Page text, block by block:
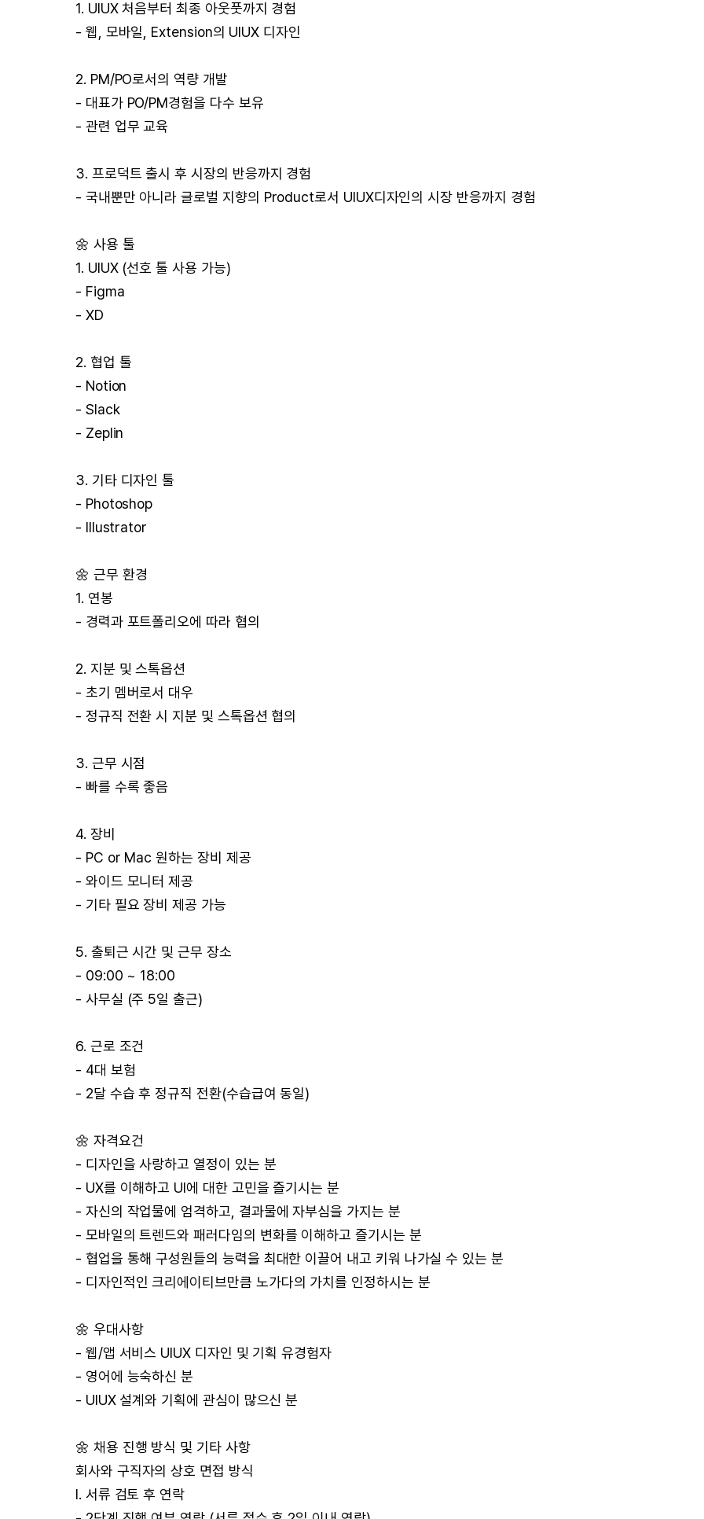
1. UIUX 처음부터 최종 아웃풋까지 경험
- 웹, 모바일, Extension의 UIUX 디자인
2. PM/PO로서의 역량 개발
- 대표가 PO/PM경험을 다수 보유
- 관련 업무 교육
3. 프로덕트 출시 후 시장의 반응까지 경험
- 국내뿐만 아니라 글로벌 지향의 Product로서 UIUX디자인의 시장 반응까지 경험
🌼 사용 툴
1. UIUX (선호 툴 사용 가능)
- Figma
- XD
2. 협업 툴
- Notion
- Slack
- Zeplin
3. 기타 디자인 툴
- Photoshop
- Illustrator
🌼 근무 환경
1. 연봉
- 경력과 포트폴리오에 따라 협의
2. 지분 및 스톡옵션
- 초기 멤버로서 대우
- 정규직 전환 시 지분 및 스톡옵션 협의
3. 근무 시점
- 빠를 수록 좋음
4. 장비
- PC or Mac 원하는 장비 제공
- 와이드 모니터 제공
- 기타 필요 장비 제공 가능
5. 출퇴근 시간 및 근무 장소
- 09:00 ~ 18:00
- 사무실 (주 5일 출근)
6. 근로 조건
- 4대 보험
- 2달 수습 후 정규직 전환(수습급여 동일)
🌼 자격요건
- 디자인을 사랑하고 열정이 있는 분
- UX를 이해하고 UI에 대한 고민을 즐기시는 분
- 자신의 작업물에 엄격하고, 결과물에 자부심을 가지는 분
- 모바일의 트렌드와 패러다임의 변화를 이해하고 즐기시는 분
- 협업을 통해 구성원들의 능력을 최대한 이끌어 내고 키워 나가실 수 있는 분
- 디자인적인 크리에이티브만큼 노가다의 가치를 인정하시는 분
🌼 우대사항
- 웹/앱 서비스 UIUX 디자인 및 기획 유경험자
- 영어에 능숙하신 분
- UIUX 설계와 기획에 관심이 많으신 분
🌼 채용 진행 방식 및 기타 사항
회사와 구직자의 상호 면접 방식
I. 서류 검토 후 연락